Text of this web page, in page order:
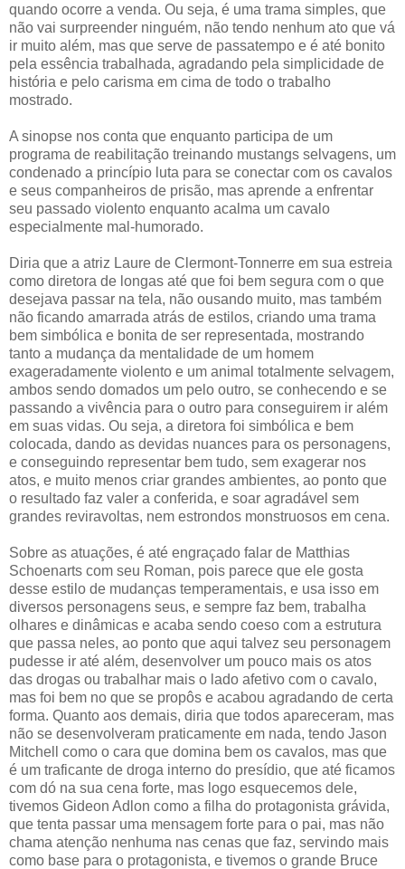
quando ocorre a venda. Ou seja, é uma trama simples, que
não vai surpreender ninguém, não tendo nenhum ato que vá
ir muito além, mas que serve de passatempo e é até bonito
pela essência trabalhada, agradando pela simplicidade de
história e pelo carisma em cima de todo o trabalho
mostrado.
A sinopse nos conta que enquanto participa de um
programa de reabilitação treinando mustangs selvagens, um
condenado a princípio luta para se conectar com os cavalos
e seus companheiros de prisão, mas aprende a enfrentar
seu passado violento enquanto acalma um cavalo
especialmente mal-humorado.
Diria que a atriz Laure de Clermont-Tonnerre em sua estreia
como diretora de longas até que foi bem segura com o que
desejava passar na tela, não ousando muito, mas também
não ficando amarrada atrás de estilos, criando uma trama
bem simbólica e bonita de ser representada, mostrando
tanto a mudança da mentalidade de um homem
exageradamente violento e um animal totalmente selvagem,
ambos sendo domados um pelo outro, se conhecendo e se
passando a vivência para o outro para conseguirem ir além
em suas vidas. Ou seja, a diretora foi simbólica e bem
colocada, dando as devidas nuances para os personagens,
e conseguindo representar bem tudo, sem exagerar nos
atos, e muito menos criar grandes ambientes, ao ponto que
o resultado faz valer a conferida, e soar agradável sem
grandes reviravoltas, nem estrondos monstruosos em cena.
Sobre as atuações, é até engraçado falar de Matthias
Schoenarts com seu Roman, pois parece que ele gosta
desse estilo de mudanças temperamentais, e usa isso em
diversos personagens seus, e sempre faz bem, trabalha
olhares e dinâmicas e acaba sendo coeso com a estrutura
que passa neles, ao ponto que aqui talvez seu personagem
pudesse ir até além, desenvolver um pouco mais os atos
das drogas ou trabalhar mais o lado afetivo com o cavalo,
mas foi bem no que se propôs e acabou agradando de certa
forma. Quanto aos demais, diria que todos apareceram, mas
não se desenvolveram praticamente em nada, tendo Jason
Mitchell como o cara que domina bem os cavalos, mas que
é um traficante de droga interno do presídio, que até ficamos
com dó na sua cena forte, mas logo esquecemos dele,
tivemos Gideon Adlon como a filha do protagonista grávida,
que tenta passar uma mensagem forte para o pai, mas não
chama atenção nenhuma nas cenas que faz, servindo mais
como base para o protagonista, e tivemos o grande Bruce